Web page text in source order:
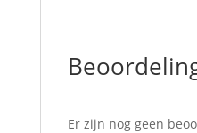
Er zijn nog geen